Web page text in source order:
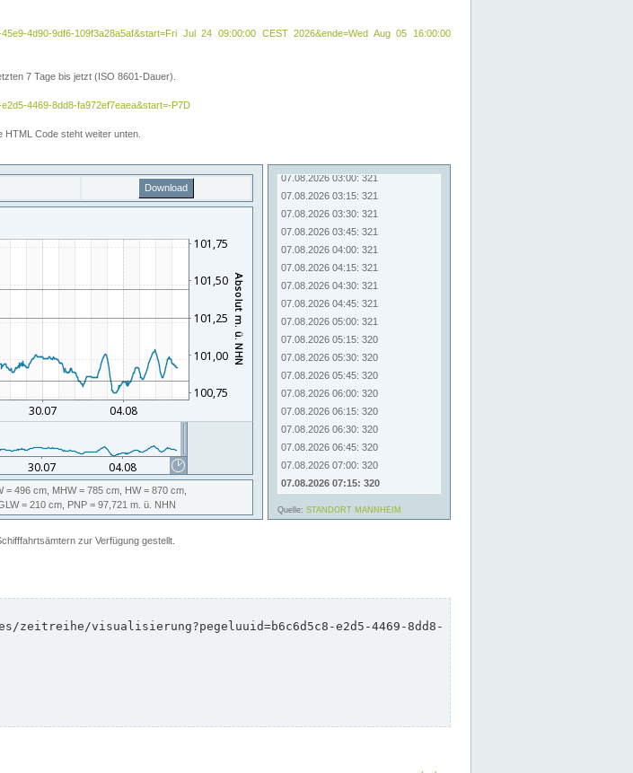
45e9-4d90-9df6-109f3a28a5af&start=Fri Jul 24 09:00:00 CEST 2026&ende=Wed Aug 05 16:00:00
7 Tage bis jetzt (ISO 8601-Dauer).
4469-8dd8-fa972ef7eaea&start=-P7D
Code steht weiter unten.